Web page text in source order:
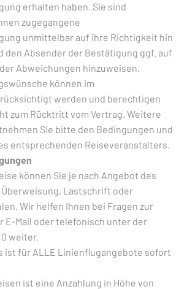
erhalten haben. Sie sind
zugegangene
unmittelbar auf ihre Richtigkeit hin
den Absender der Bestätigung ggf. auf
Abweichungen hinzuweisen.
können im
werden und berechtigen
zum Rücktritt vom Vertrag. Weitere
Sie bitte den Bedingungen und
entsprechenden Reiseveranstalters.
können Sie je nach Angebot des
Lastschrift oder
Wir helfen Ihnen bei Fragen zur
E-Mail oder telefonisch unter der
weiter.
ist für ALLE Linienflugangebote sofort
ist eine Anzahlung in Höhe von